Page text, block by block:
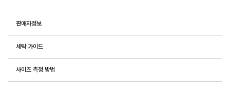
판매자정보
세탁 가이드
사이즈 측정 방법